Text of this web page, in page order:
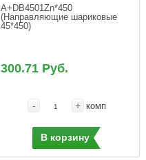
A+DB4501Zn*450
(Направляющие шариковые
300.71 Руб.
- + комп
В корзину